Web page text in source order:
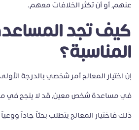
عنهم، أو أن تكثر الخلافات معهم.
كيف تجد
المناسبة؟
إن اختيار المعالج أمر شخصي بالدرجة
في مساعدة شخص معين، قد لا ينجح في
ذلك فاختيار المعالج يتطلب بحثاً جاداً